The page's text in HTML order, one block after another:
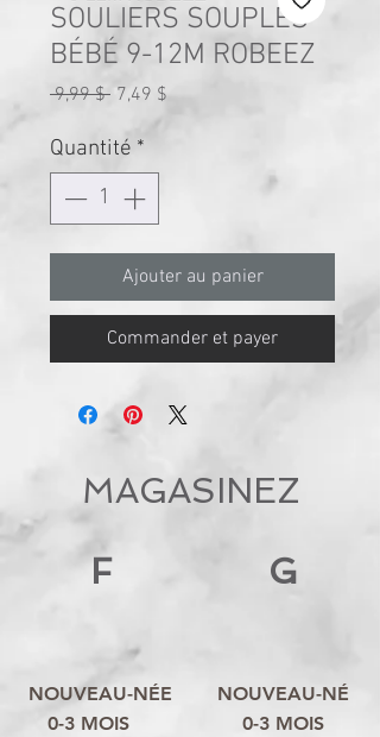
SOULIERS SOUPLES
BÉBÉ 9-12M ROBEEZ
9,99 $ Prix
original
7,49 $Prix
Quantité *
Ajouter au panier
Commander et payer
MAGASINEZ
F G
NOUVEAU-NÉE
0-3 MOIS
NOUVEAU-NÉ
0-3 MOIS